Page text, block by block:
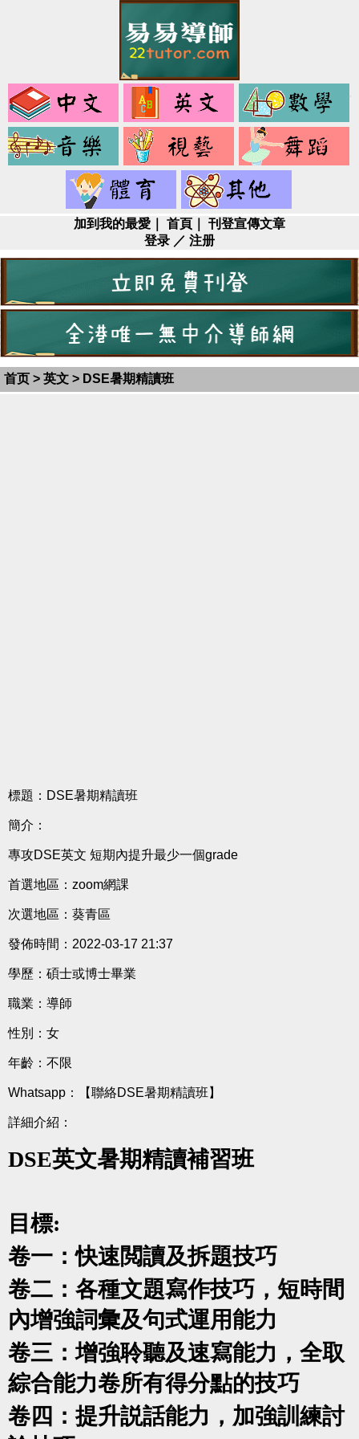
中
文
音
藝
健
身
加到我的最愛 首頁
刊登宣傳文章
登录 ／ 注册
首页 > 英文 > DSE暑期精讀班
標題：DSE暑期精讀班
簡介：
專攻DSE英文 短期內提升最少一個grade
首選地區：zoom網課
次選地區：葵青區
發佈時間：2022-03-17 21:37
學歷：碩士或博士畢業
職業：導師
性別：女
年齡：不限
Whatsapp： 【聯絡DSE暑期精讀班】
詳細介紹：
DSE英文暑期精讀補習班
目標:
卷一：快速閲讀及拆題技巧
卷二：各種文題寫作技巧，短時間
內增強詞彙及句式運用能力
卷三：增強聆聽及速寫能力，全取
綜合能力卷所有得分點的技巧
卷四：提升説話能力，加強訓練討